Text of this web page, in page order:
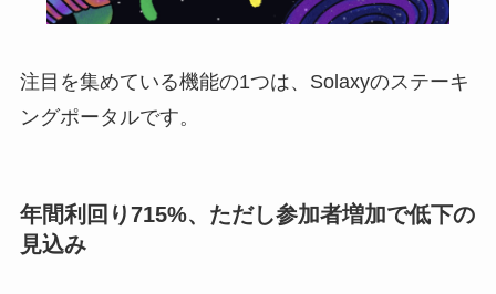
注目を集めている機能の1つは、Solaxyのステーキ
ングポータルです。
年間利回り715%、ただし参加者増加で低下の
見込み